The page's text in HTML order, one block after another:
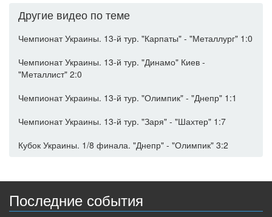
Другие видео по теме
Чемпионат Украины. 13-й тур. "Карпаты" - "Металлург" 1:0
Чемпионат Украины. 13-й тур. "Динамо" Киев -
"Металлист" 2:0
Чемпионат Украины. 13-й тур. "Олимпик" - "Днепр" 1:1
Чемпионат Украины. 13-й тур. "Заря" - "Шахтер" 1:7
Кубок Украины. 1/8 финала. "Днепр" - "Олимпик" 3:2
Последние события